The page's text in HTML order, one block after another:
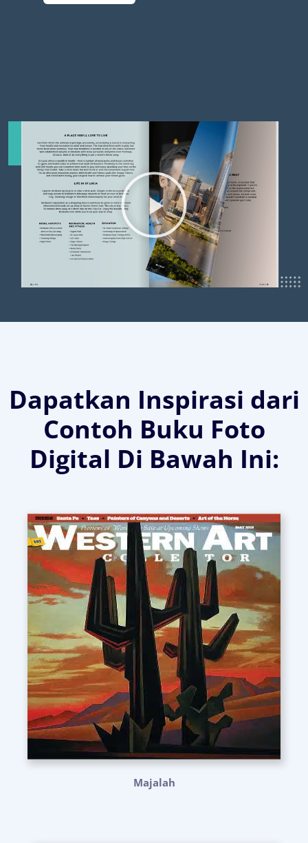
Dapatkan Inspirasi dari
Contoh Buku Foto
Digital Di Bawah Ini:
Majalah